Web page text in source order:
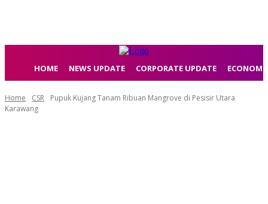
HOME NEWS UPDATE CORPORATE UPDATE
Home CSR
Pupuk Kujang Tanam Ribuan Mangrove di Pesisir Utara
Karawang